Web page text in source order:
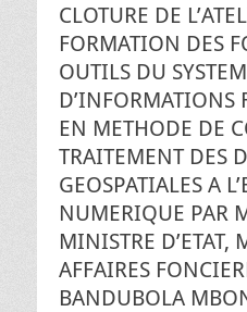
CLOTURE DE
FORMATION DES
OUTILS DU
D’INFORMATIONS
EN METHODE DE
TRAITEMENT DES
GEOSPATIALES A
NUMERIQUE PAR
MINISTRE D’ETAT,
AFFAIRES
BANDUBOLA